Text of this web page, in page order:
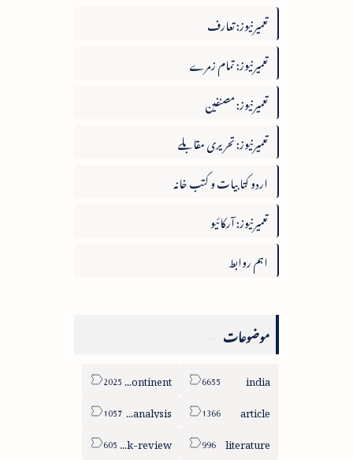
تعمیرنیوز: تعارف
تعمیرنیوز: تمام زمرے
تعمیرنیوز: مصنفین
تعمیرنیوز: تحریری مقابلے
اردو کتابیات و کتب خانہ
تعمیرنیوز: آرکائیو
اہم روابط
موضوعات
india
sub-continent
article
column-analysis
literature
book-review